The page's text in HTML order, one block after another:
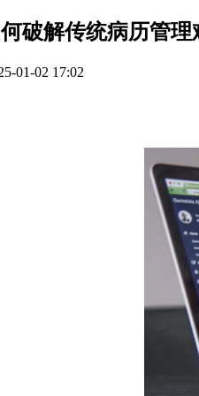
破解传统病历管理
01-02 17:02